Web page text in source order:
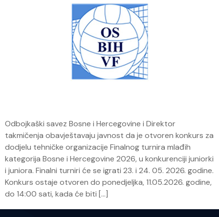
Odbojkaški savez Bosne i Hercegovine i Direktor
takmičenja obavještavaju javnost da je otvoren konkurs za
dodjelu tehničke organizacije Finalnog turnira mlađih
kategorija Bosne i Hercegovine 2026, u konkurenciji juniorki
i juniora. Finalni turniri će se igrati 23. i 24. 05. 2026. godine.
Konkurs ostaje otvoren do ponedjeljka, 11.05.2026. godine,
do 14:00 sati, kada će biti […]